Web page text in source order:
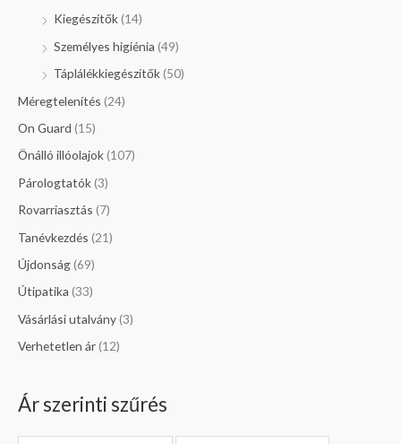
Kiegészítők(14)
Személyes higiénia (49)
Táplálékkiegészítők(50)
Méregtelenítés (24)
On Guard (15)
Önálló illóolajok(107)
Párologtatók(3)
Rovarriasztás (7)
Tanévkezdés (21)
Újdonság(69)
Útipatika (33)
Vásárlási utalvány(3)
Verhetetlen ár(12)
Ár szerinti szűrés